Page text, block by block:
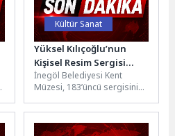
Kültür Sanat
Yüksel Kılıçoğlu’nun
Kişisel Resim Sergisi
İnegöl Kent Müzesi’nde
Açıldı
İnegöl Belediyesi Kent
Müzesi, 183’üncü sergisini
Yüksel Kılıçoğlu’nun 97
eserinin yer aldığı yağlı...